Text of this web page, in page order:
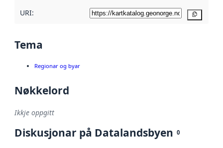
URI:
Tema
Regionar og byar
Nøkkelord
Ikkje oppgitt
Diskusjonar på Datalandsbyen 0